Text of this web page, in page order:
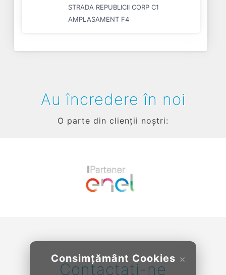
STRADA REPUBLICII CORP C1
AMPLASAMENT F4
×
Consimțământ Cookies
Au încredere în noi
O parte din clienții noștri:
Contactați-ne